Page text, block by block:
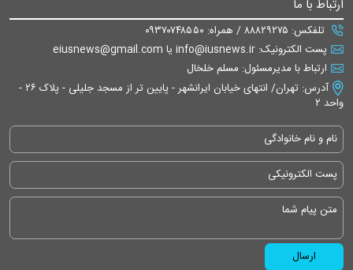
ارتباط با ما
تلفکس: ۸۸۸۲۹۲۷۵ / همراه: ۰۹۳۷۰۷۴۸۵۵۰
پست الکترونیک: info@iusnews.ir یا eiusnews@gmail.com
ارتباط با مدیرمسئول: مسلم خلخال
آدرس: تهران/ انتهای خیابان ایرانشهر - پایین تر از مسجد جلیلی - پلاک ۲۶ -
واحد ۲